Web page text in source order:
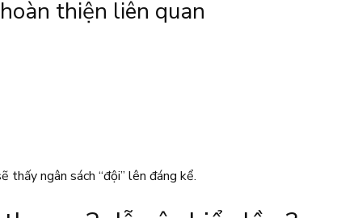
thiện liên quan
thấy ngân sách “đội” lên đáng kể.